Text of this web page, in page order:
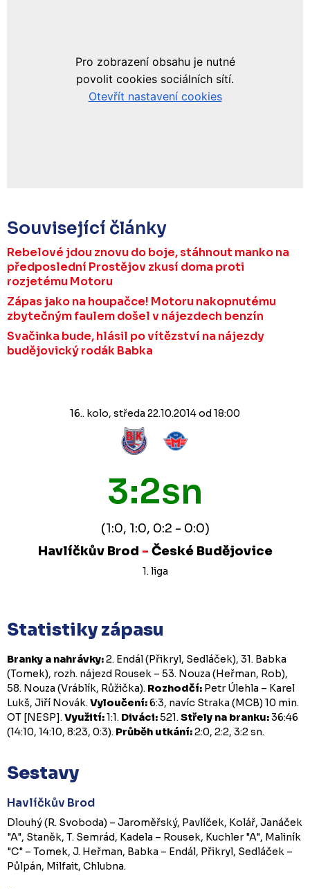
Související články
Rebelové jdou znovu do boje, stáhnout manko na
předposlední Prostějov zkusí doma proti
rozjetému Motoru
Zápas jako na houpačce! Motoru nakopnutému
zbytečným faulem došel v nájezdech benzín
Svačinka bude, hlásil po vítězství na nájezdy
budějovický rodák Babka
16.. kolo, středa 22.10.2014 od 18:00
3:2sn
(1:0, 1:0, 0:2 - 0:0)
Havlíčkův Brod - České Budějovice
1. liga
Statistiky zápasu
Branky a nahrávky:2. Endál (Přikryl, Sedláček), 31. Babka
(Tomek), rozh. nájezd Rousek – 53. Nouza (Heřman, Rob),
58. Nouza (Vráblík, Růžička). Rozhodčí: Petr Úlehla – Karel
Lukš, Jiří Novák.Vyloučení:6:3, navíc Straka (MCB) 10 min.
OT [NESP].Využití:1:1. Diváci:521.Střely na branku:36:46
(14:10, 14:10, 8:23, 0:3). Průběh utkání:2:0, 2:2, 3:2 sn.
Sestavy
Havlíčkův Brod
Dlouhý (R. Svoboda) – Jaroměřský, Pavlíček, Kolář, Janáček
"A", Staněk, T. Semrád, Kadela – Rousek, Kuchler "A", Maliník
"C" – Tomek, J. Heřman, Babka – Endál, Přikryl, Sedláček –
Půlpán, Milfait, Chlubna.